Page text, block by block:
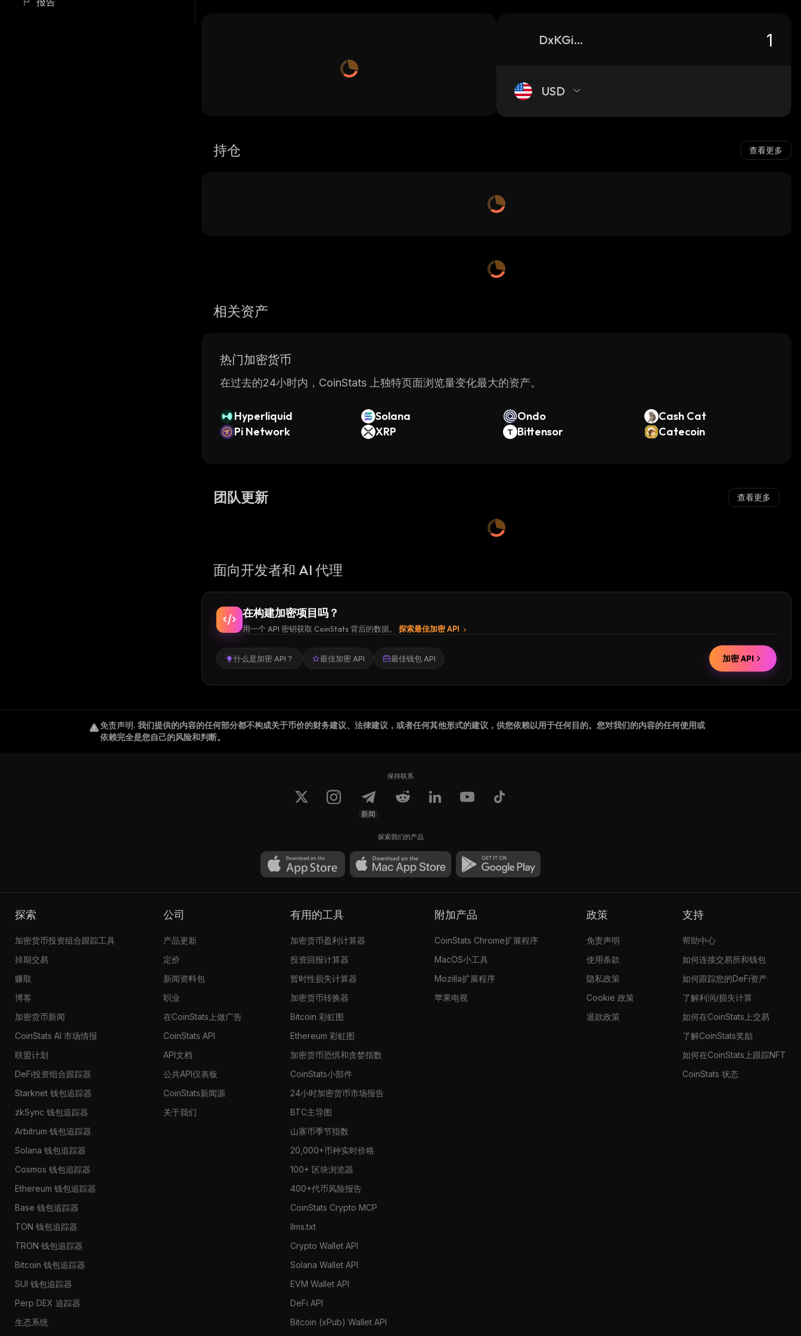
DxKGiQgZLHbGfQodAfCQfGgZWLRpjt79YTNL6roocQwM_solana
USD
持仓 查看更多
相关资产
热门加密货币
在过去的24小时内，CoinStats 上独特页面浏览量变化最大的资产。
Hyperliquid Solana Ondo
Cash Cat
Pi Network
XRP Bittensor Catecoin
团队更新 查看更多
面向开发者和 AI 代理
在构建加密项目吗？
用一个 API 密钥获取 CoinStats 背后的数据。 探索最佳加密 API
什么是加密 API？ 最佳加密 API 最佳钱包 API 加密 API
免责声明. 我们提供的内容的任何部分都不构成关于币价的财务建议、法律建议，或者任何其他形式的建议，供您依赖以用于任何目的。您对我们的内容的任何使用或
依赖完全是您自己的风险和判断。
保持联系
新闻
探索我们的产品
探索
加密货币投资组合跟踪工具
掉期交易
赚取
博客
加密货币新闻
CoinStats AI 市场情报
联盟计划
DeFi投资组合跟踪器
Starknet 钱包追踪器
zkSync 钱包追踪器
Arbitrum 钱包追踪器
Solana 钱包追踪器
Cosmos 钱包追踪器
Ethereum 钱包追踪器
Base 钱包追踪器
TON 钱包追踪器
TRON 钱包追踪器
Bitcoin 钱包追踪器
SUI 钱包追踪器
Perp DEX 追踪器
生态系统
公司
产品更新
定价
新闻资料包
职业
在CoinStats上做广告
CoinStats API
API文档
公共API仪表板
CoinStats新闻源
关于我们
有用的工具
加密货币盈利计算器
投资回报计算器
暂时性损失计算器
加密货币转换器
Bitcoin 彩虹图
Ethereum 彩虹图
加密货币恐惧和贪婪指数
CoinStats小部件
24小时加密货币市场报告
BTC主导图
山寨币季节指数
20,000+币种实时价格
100+ 区块浏览器
400+代币风险报告
CoinStats Crypto MCP
llms.txt
Crypto Wallet API
Solana Wallet API
EVM Wallet API
DeFi API
Bitcoin (xPub) Wallet API
附加产品
CoinStats Chrome扩展程序
MacOS小工具
Mozilla扩展程序
苹果电视
政策
免责声明
使用条款
隐私政策
Cookie 政策
退款政策
支持
帮助中心
如何连接交易所和钱包
如何跟踪您的DeFi资产
了解利润/损失计算
如何在CoinStats上交易
了解CoinStats奖励
如何在CoinStats上跟踪NFT
CoinStats 状态